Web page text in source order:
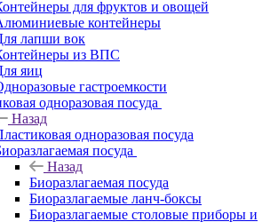
для фруктов и овощей
контейнеры
лапши вок
из ВПС
яиц
гастроемкости
одноразовая посуда
Назад
одноразовая посуда
посуда
Назад
Биоразлагаемая посуда
Биоразлагаемые ланч-боксы
Биоразлагаемые столовые приборы и